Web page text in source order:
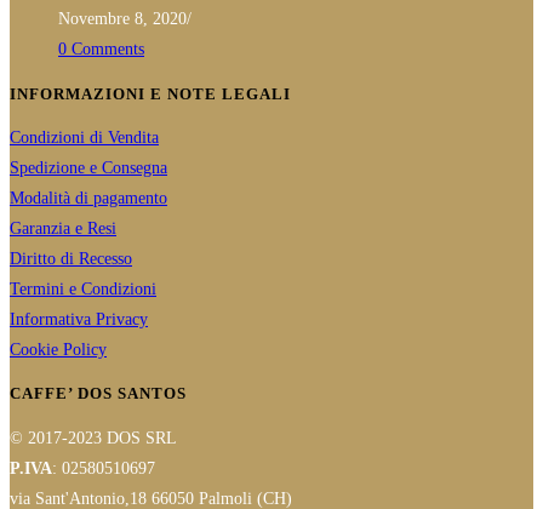
Novembre 8, 2020/
0 Comments
INFORMAZIONI E NOTE LEGALI
Condizioni di Vendita
Spedizione e Consegna
Modalità di pagamento
Garanzia e Resi
Diritto di Recesso
Termini e Condizioni
Informativa Privacy
Cookie Policy
CAFFE’ DOS SANTOS
© 2017-2023 DOS SRL
P.IVA: 02580510697
via Sant'Antonio,18 66050 Palmoli (CH)